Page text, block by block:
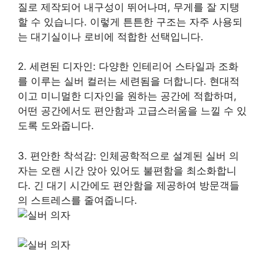
질로 제작되어 내구성이 뛰어나며, 무게를 잘 지탱
할 수 있습니다. 이렇게 튼튼한 구조는 자주 사용되
는 대기실이나 로비에 적합한 선택입니다.
2. 세련된 디자인: 다양한 인테리어 스타일과 조화
를 이루는 실버 컬러는 세련됨을 더합니다. 현대적
이고 미니멀한 디자인을 원하는 공간에 적합하며,
어떤 공간에서도 편안함과 고급스러움을 느낄 수 있
도록 도와줍니다.
3. 편안한 착석감: 인체공학적으로 설계된 실버 의
자는 오랜 시간 앉아 있어도 불편함을 최소화합니
다. 긴 대기 시간에도 편안함을 제공하여 방문객들
의 스트레스를 줄여줍니다.